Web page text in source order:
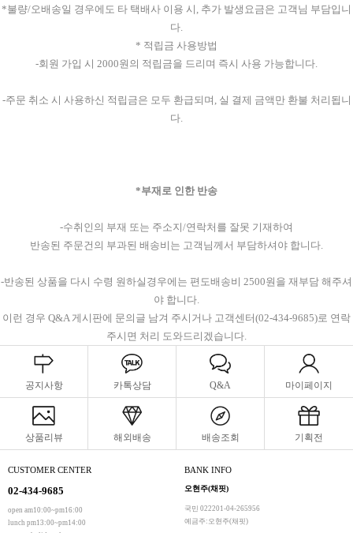
*불량/오배송일 경우에도 타 택배사 이용 시, 추가 발생요금은 고객님 부담입니
다.
* 적립금 사용방법
-회원 가입 시 2000원의 적립금을 드리며 즉시 사용 가능합니다.
-주문 취소 시 사용하신 적립금은 모두 환급되며, 실 결제 금액만 환불 처리됩니
다.
*부재로 인한 반송
-수취인의 부재 또는 주소지/연락처를 잘못 기재하여
반송된 주문건의 부과된 배송비는 고객님께서 부담하셔야 합니다.
-반송된 상품을 다시 수령 원하실경우에는 편도배송비 2500원을 재부담 해주셔
야 합니다.
이런 경우 Q&A 게시판에 문의글 남겨 주시거나 고객센터(02-434-9685)로 연락
주시면 처리 도와드리겠습니다.
공지사항 카톡상담 Q&A 마이페이지
상품리뷰 해외배송 배송조회 기획전
CUSTOMER CENTER
02-434-9685
open am10:00~pm16:00
lunch pm13:00~pm14:00
BANK INFO
오현주(채핏)
국민 022201-04-265956
예금주:오현주(채핏)